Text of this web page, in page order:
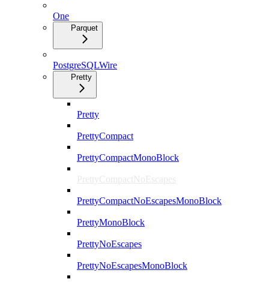
One
Parquet
PostgreSQLWire
Pretty
Pretty
PrettyCompact
PrettyCompactMonoBlock
PrettyCompactNoEscapes
PrettyCompactNoEscapesMonoBlock
PrettyMonoBlock
PrettyNoEscapes
PrettyNoEscapesMonoBlock